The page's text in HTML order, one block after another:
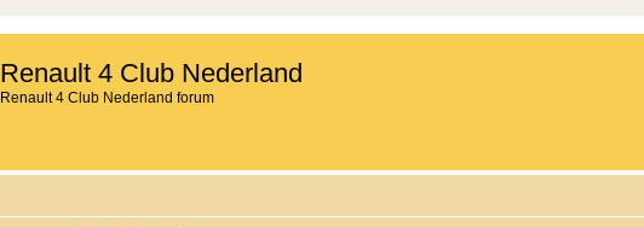
Renault 4 Club Nederland
Renault 4 Club Nederland forum